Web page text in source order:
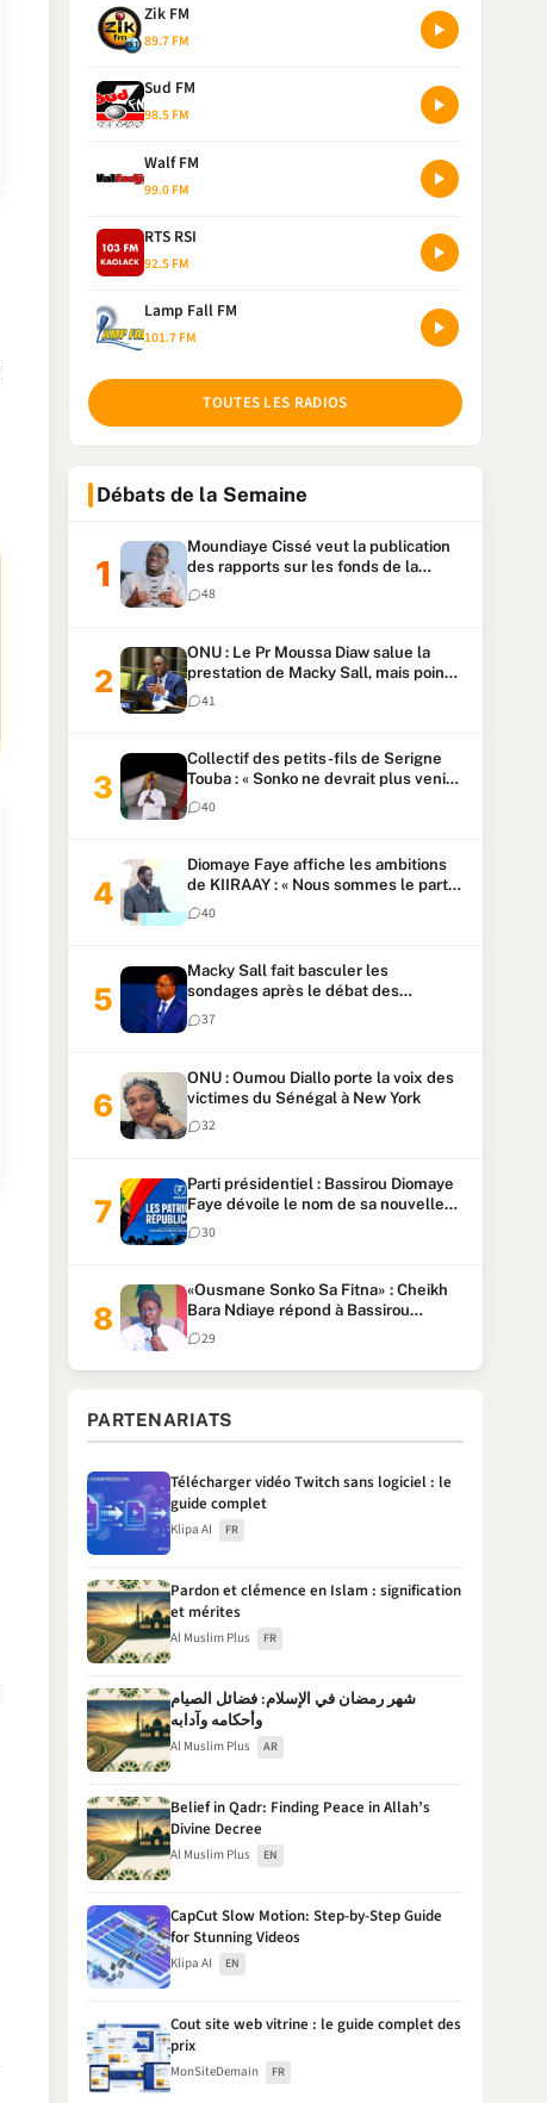
Zik FM
89.7 FM
Sud FM
98.5 FM
Walf FM
99.0 FM
RTS RSI
92.5 FM
Lamp Fall FM
101.7 FM
TOUTES LES RADIOS
Débats de la Semaine
Moundiaye Cissé veut la publication
des rapports sur les fonds de la
Primature et l’Assemblée avant une
loi sur les fonds de la Présidence
48
ONU : Le Pr Moussa Diaw salue la
prestation de Macky Sall, mais pointe
son anglais comme handicap
41
Collectif des petits-fils de Serigne
Touba : « Sonko ne devrait plus venir
à Touba », déclare le porte-parole
après les propos sur l’argent sale
40
Diomaye Faye affiche les ambitions
de KIIRAAY : « Nous sommes le parti
majoritaire »
40
Macky Sall fait basculer les
sondages après le débat des
candidats à l’ONU
37
ONU : Oumou Diallo porte la voix des
victimes du Sénégal à New York
32
Parti présidentiel : Bassirou Diomaye
Faye dévoile le nom de sa nouvelle
formation, « KIIRAAY »
30
«Ousmane Sonko Sa Fitna» : Cheikh
Bara Ndiaye répond à Bassirou
Diomaye Faye (Senego TV)
29
PARTENARIATS
Télécharger vidéo Twitch sans logiciel : le
guide complet
Klipa AI FR
Pardon et clémence en Islam : signification
et mérites
Al Muslim Plus FR
شهر رمضان في الإسلام: فضائل الصيام
وأحكامه وآدابه
Al Muslim Plus AR
Belief in Qadr: Finding Peace in Allah’s
Divine Decree
Al Muslim Plus EN
CapCut Slow Motion: Step-by-Step Guide
for Stunning Videos
Klipa AI EN
Cout site web vitrine : le guide complet des
prix
MonSiteDemain FR